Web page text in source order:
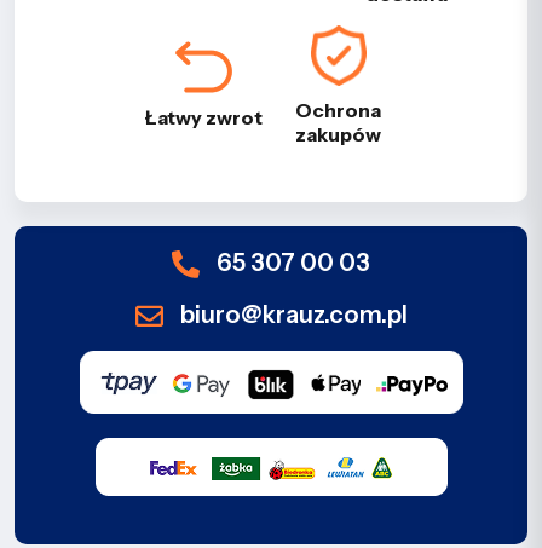
Łatwy zwrot
Ochrona
zakupów
65 307 00 03
biuro@krauz.com.pl